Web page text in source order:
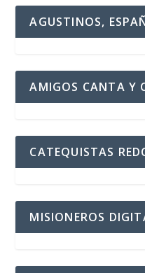
AGUSTINOS,
AMIGOS CANTA Y
CATEQUISTAS
MISIONEROS